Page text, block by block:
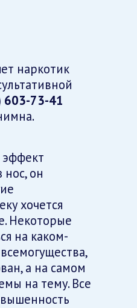
наркотик
603-73-41
нос, он
хочется
Некоторые
на каком-
а на самом
на тему. Все